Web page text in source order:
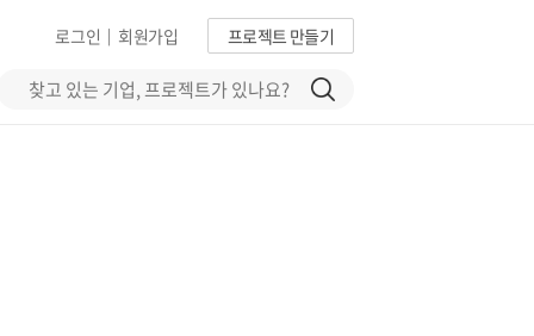
프로젝트 만들기
회원가입
|
로그인